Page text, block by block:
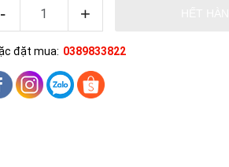
- +
đặt mua: 0389833822